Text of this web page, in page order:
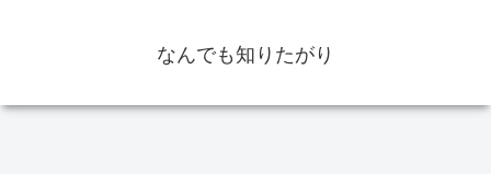
なんでも知りたがり